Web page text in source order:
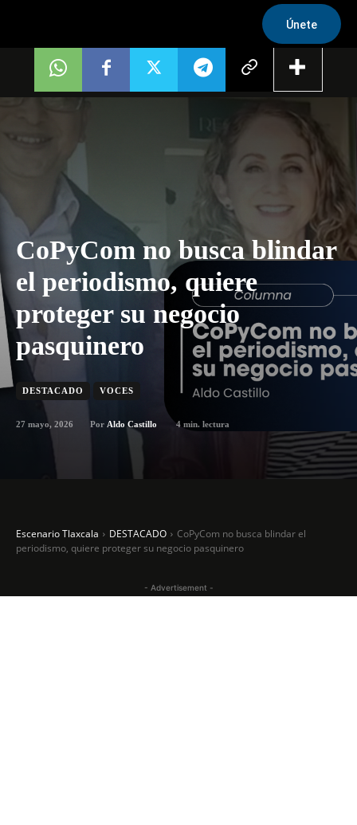
Únete
CoPyCom no busca blindar
el periodismo, quiere
proteger su negocio
pasquinero
DESTACADO VOCES
27 mayo, 2026 Por Aldo Castillo 4 min. lectura
Escenario Tlaxcala DESTACADO
CoPyCom no busca blindar el
periodismo, quiere proteger su negocio pasquinero
- Advertisement -